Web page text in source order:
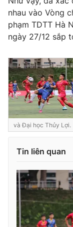
nhau vào Vòng
phạm TDTT Hà
ngày 27/12 sắp
và Đại học Thủy Lợi.
Tin liên quan